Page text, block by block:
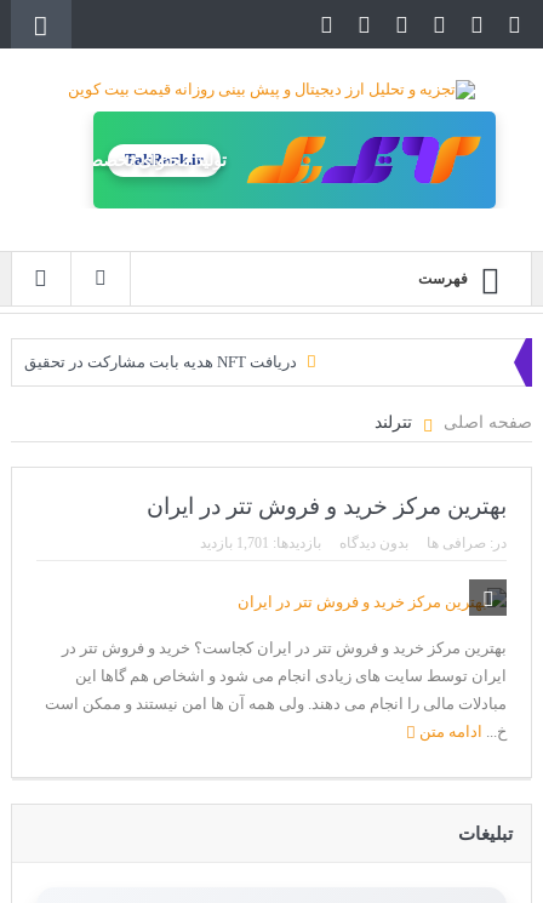
تولید محتوای تخصصی
TakRank.ir
فهرست
دریافت NFT هدیه بابت مشارکت در تحقیق
سه ایردراپ عالی برای این ماه
CoinEx سریع ترین برند درحال رشد در خدمات مالی!
بیت کوین به امید ETF به 60،000 دلار رسید!
ورود 254 نهنگ جدید به بازار بیت کوین
ایردراپ کریپتوتانک – CryptoTanks Airdrop
صفحه اصلی تترلند
بهترین مرکز خرید و فروش تتر در ایران
در: صرافی ها بدون دیدگاه بازدیدها: 1,701 بازدید
بهترین مرکز خرید و فروش تتر در ایران کجاست؟ خرید و فروش تتر در
ایران توسط سایت های زیادی انجام می شود و اشخاص هم گاها این
مبادلات مالی را انجام می دهند. ولی همه آن ها امن نیستند و ممکن است
خ...
ادامه متن
تبلیغات